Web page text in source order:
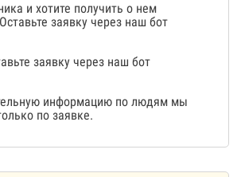
и хотите получить о нем
заявку через наш бот
заявку через наш бот
информацию по людям мы
по заявке.